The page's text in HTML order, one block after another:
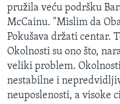
pružila veću podršku
McCainu. "Mislim da
Pokušava držati centar.
Okolnosti su ono što,
veliki problem.
nestabilne i
neuposlenosti, a visoke